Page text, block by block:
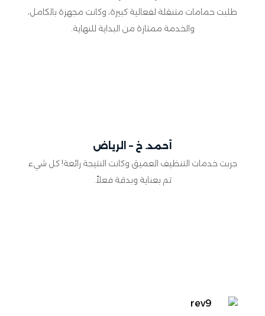
طلبت حمامات متنقلة لفعالية كبيرة، وكانت مجهزة بالكامل،
والخدمة ممتازة من البداية للنهاية.
أحمد. خ – الرياض
جربت خدمات التنظيف العميق وكانت النتيجة رائعة! كل شيء
تم بعناية وبدقة فعلاً.